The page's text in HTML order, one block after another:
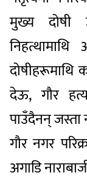
मुख्य दोषी
दोषीहरूमाथि
देऊ, गौर
पाउँदैनन् जस्ता
गौर नगर
अगाडि